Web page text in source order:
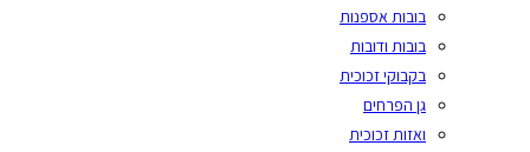
בובות אספנות
בובות ודובות
בקבוקי זכוכית
גן הפרחים
ואזות זכוכית